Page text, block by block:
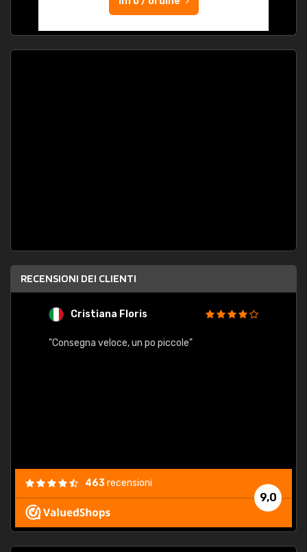
RECENSIONI DEI CLIENTI
Cristiana Floris
"Consegna veloce, un po piccole"
9,0
463recensioni